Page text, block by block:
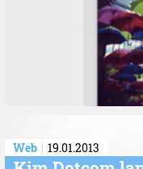
Web 19.01.2013